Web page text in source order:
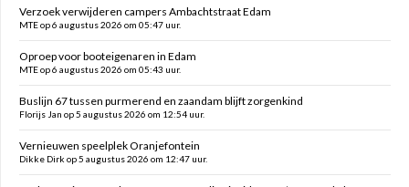
Verzoek verwijderen campers Ambachtstraat Edam
MTE op 6 augustus 2026 om 05:47 uur.
Oproep voor booteigenaren in Edam
MTE op 6 augustus 2026 om 05:43 uur.
Buslijn 67 tussen purmerend en zaandam blijft zorgenkind
Florijs Jan op 5 augustus 2026 om 12:54 uur.
Vernieuwen speelplek Oranjefontein
Dikke Dirk op 5 augustus 2026 om 12:47 uur.